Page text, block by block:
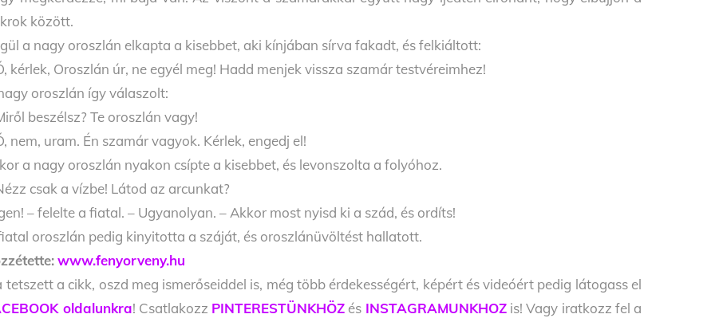
között.
a nagy oroszlán elkapta a kisebbet, aki kínjában sírva fakadt, és felkiáltott:
kérlek, Oroszlán úr, ne egyél meg! Hadd menjek vissza szamár testvéreimhez!
oroszlán így válaszolt:
beszélsz? Te oroszlán vagy!
nem, uram. Én szamár vagyok. Kérlek, engedj el!
a nagy oroszlán nyakon csípte a kisebbet, és levonszolta a folyóhoz.
csak a vízbe! Látod az arcunkat?
– felelte a fiatal. – Ugyanolyan. – Akkor most nyisd ki a szád, és ordíts!
oroszlán pedig kinyitotta a száját, és oroszlánüvöltést hallatott.
www.fenyorveny.hu
tetszett a cikk, oszd meg ismerőseiddel is, még több érdekességért, képért és videóért pedig látogass el
oldalunkra! Csatlakozz PINTERESTÜNKHÖZ és INSTAGRAMUNKHOZis! Vagy iratkozz fel a